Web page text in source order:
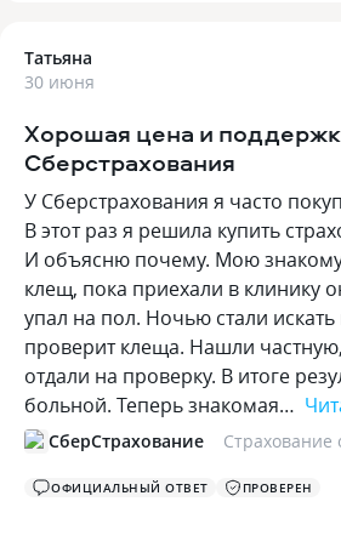
Татьяна
30 июня
Хорошая цена и
Сберстрахования
У Сберстрахования я часто
В этот раз я решила купить
И объясню почему. Мою
клещ, пока приехали в клинику
упал на пол. Ночью стали искать
проверит клеща. Нашли
отдали на проверку. В итоге
больной. Теперь знакомая…
СберСтрахование Страхование
ОФИЦИАЛЬНЫЙ ОТВЕТ ПРОВЕРЕН